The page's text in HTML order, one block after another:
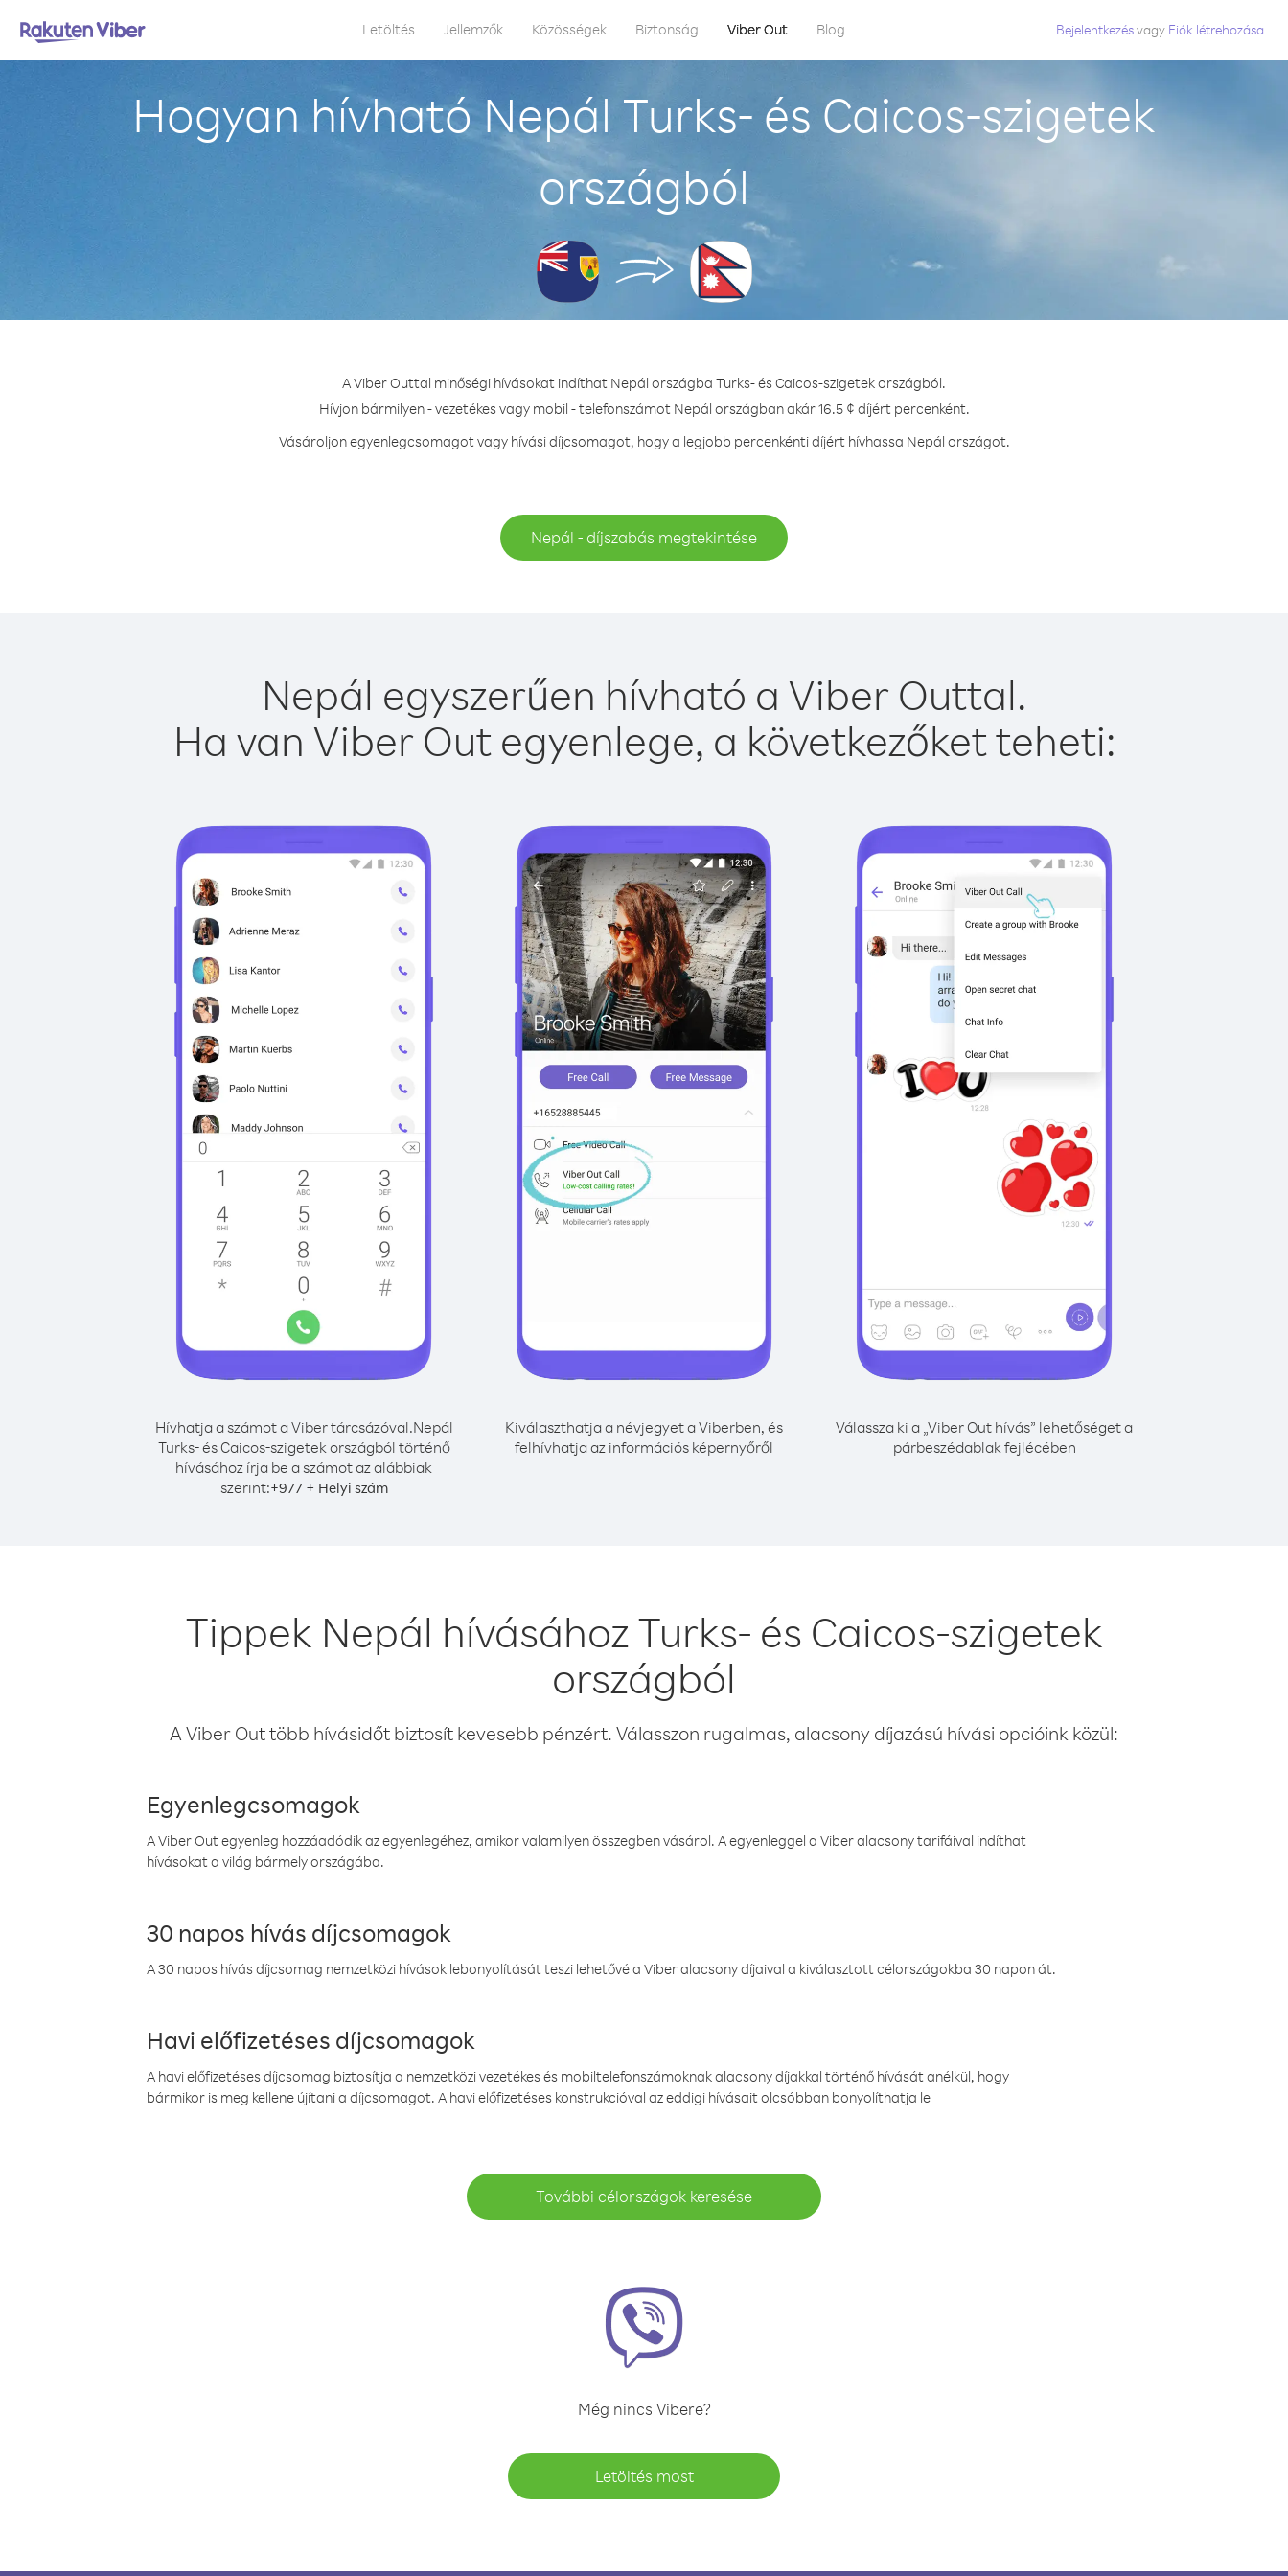
Letöltés Jellemzők Közösségek Biztonság Viber Out Blog Bejelentkezésvagy Fiók létrehozása
Hogyan hívható Nepál Turks- és Caicos-szigetek
országból
A Viber Outtal minőségi hívásokat indíthat Nepál országba Turks- és Caicos-szigetek országból.
Hívjon bármilyen - vezetékes vagy mobil - telefonszámot Nepál országban akár 16.5 ¢ díjért percenként.
Vásároljon egyenlegcsomagot vagy hívási díjcsomagot, hogy a legjobb percenkénti díjért hívhassa Nepál országot.
Nepál - díjszabás megtekintése
Nepál egyszerűen hívható a Viber Outtal.
Ha van Viber Out egyenlege, a következőket teheti:
Hívhatja a számot a Viber tárcsázóval.Nepál
Turks- és Caicos-szigetek országból történő
hívásához írja be a számot az alábbiak
szerint:+977+ Helyi szám
Kiválaszthatja a névjegyet a Viberben, és
felhívhatja az információs képernyőről
Válassza ki a „Viber Out hívás” lehetőséget a
párbeszédablak fejlécében
Tippek Nepál hívásához Turks- és Caicos-szigetek
országból
A Viber Out több hívásidőt biztosít kevesebb pénzért. Válasszon rugalmas, alacsony díjazású hívási opcióink közül:
Egyenlegcsomagok
A Viber Out egyenleg hozzáadódik az egyenlegéhez, amikor valamilyen összegben vásárol. A egyenleggel a Viber alacsony tarifáival indíthat
hívásokat a világ bármely országába.
30 napos hívás díjcsomagok
A 30 napos hívás díjcsomag nemzetközi hívások lebonyolítását teszi lehetővé a Viber alacsony díjaival a kiválasztott célországokba 30 napon át.
Havi előfizetéses díjcsomagok
A havi előfizetéses díjcsomag biztosítja a nemzetközi vezetékes és mobiltelefonszámoknak alacsony díjakkal történő hívását anélkül, hogy
bármikor is meg kellene újítani a díjcsomagot. A havi előfizetéses konstrukcióval az eddigi hívásait olcsóbban bonyolíthatja le
További célországok keresése
Még nincs Vibere?
Letöltés most